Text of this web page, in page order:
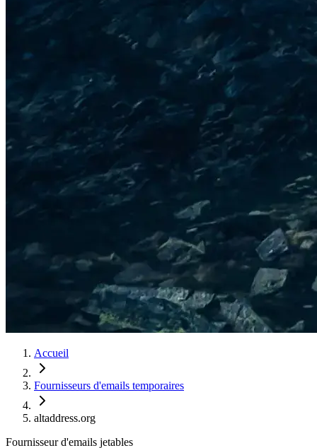
Accueil
Fournisseurs d'emails temporaires
altaddress.org
Fournisseur d'emails jetables